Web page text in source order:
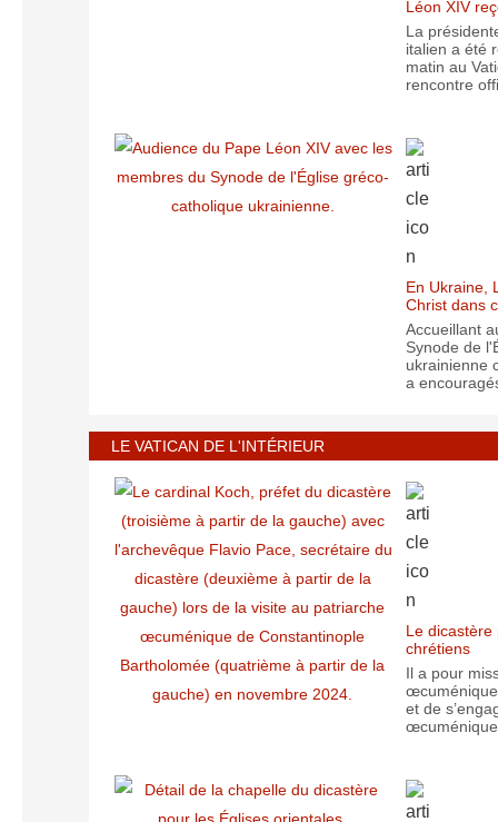
Léon XIV
La
italien a été
matin au
rencontre
En Ukraine,
Christ dans
Accueillant
Synode de
ukrainienne
a
LE VATICAN DE L'INTÉRIEUR
Le dicastère
chrétiens
Il a pour
et de